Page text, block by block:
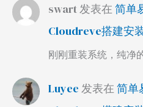
swart发表在 简单
Cloudreve搭建安
刚刚重装系统，纯净
Luyee 发表在简单